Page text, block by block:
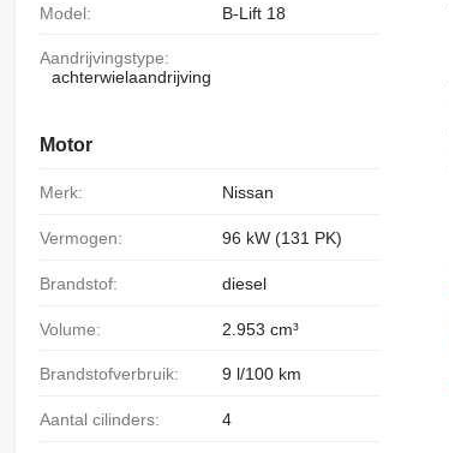
Model: B-Lift 18
Aandrijvingstype:
achterwielaandrijving
Motor
Merk: Nissan
Vermogen: 96 kW (131 PK)
Brandstof: diesel
Volume: 2.953 cm³
Brandstofverbruik: 9 l/100 km
Aantal cilinders: 4